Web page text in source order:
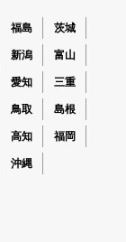
福島 茨城
新潟 富山
愛知 三重
鳥取 島根
高知 福岡
沖縄